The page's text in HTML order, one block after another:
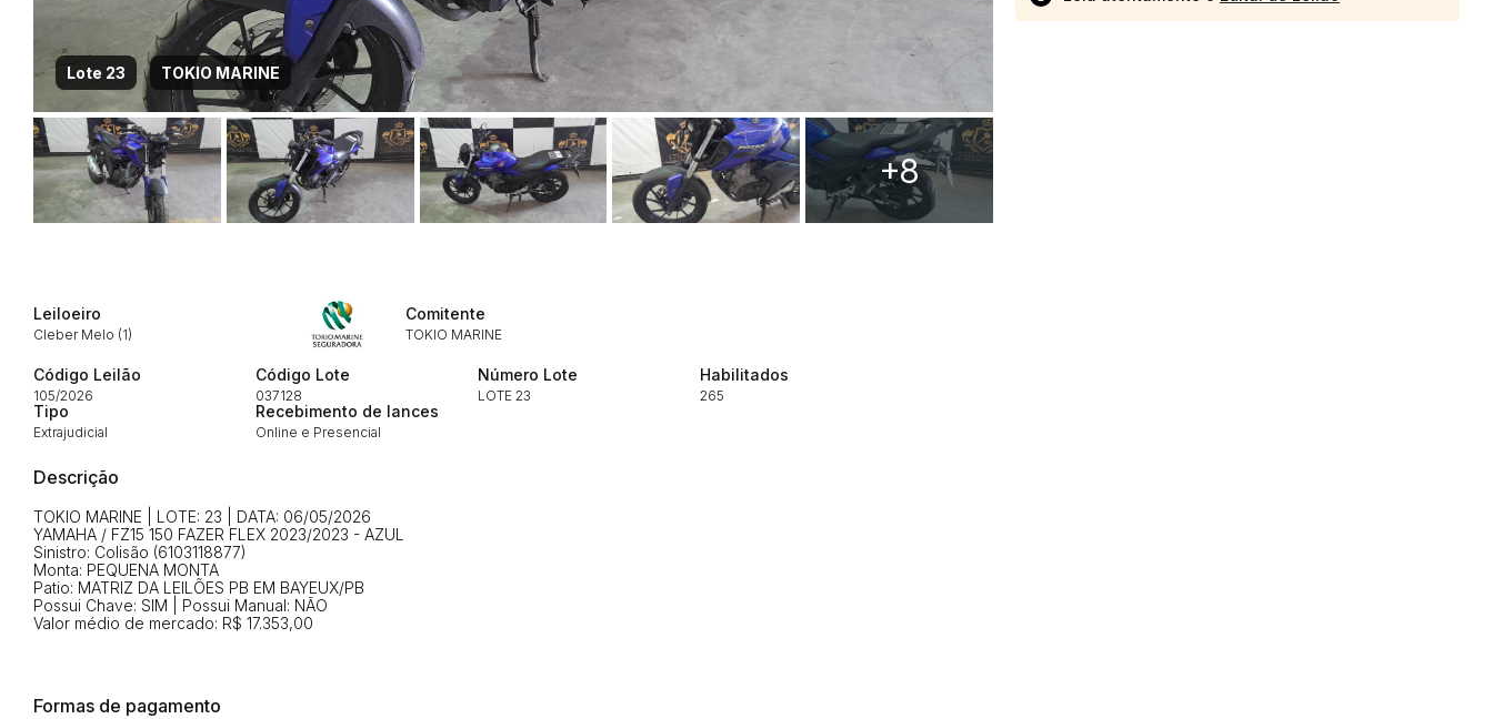
Lote 23 TOKIO MARINE
+8
Leiloeiro
Cleber Melo (1)
Comitente
TOKIO MARINE
Código Leilão
105/2026
Código Lote
037128
Número Lote
LOTE 23
Habilitados
265
Tipo
Extrajudicial
Recebimento de lances
Online e Presencial
Descrição
TOKIO MARINE | LOTE: 23 | DATA: 06/05/2026
YAMAHA / FZ15 150 FAZER FLEX 2023/2023 - AZUL
Sinistro: Colisão (6103118877)
Monta: PEQUENA MONTA
Patio: MATRIZ DA LEILÕES PB EM BAYEUX/PB
Possui Chave: SIM | Possui Manual: NÃO
Valor médio de mercado: R$ 17.353,00
Formas de pagamento
Histórico de Propostas
Habilite-se para efetuar lances ou propostas